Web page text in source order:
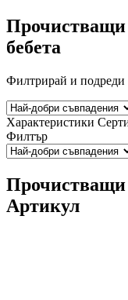
Прочистващи
бебета
Филтрирай и подреди
Характеристики
Филтър
Прочистващи
Артикул